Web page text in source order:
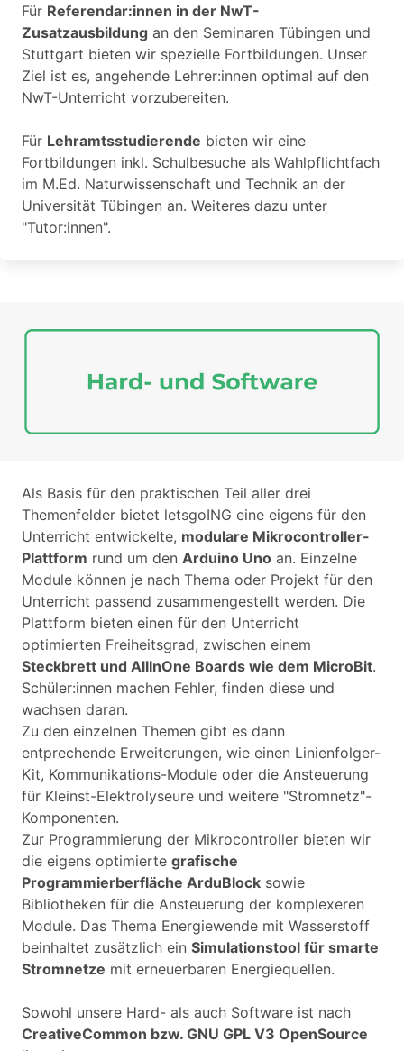
Für Referendar:innen in der NwT-
Zusatzausbildung an den Seminaren Tübingen und
Stuttgart bieten wir spezielle Fortbildungen. Unser
Ziel ist es, angehende Lehrer:innen optimal auf den
NwT-Unterricht vorzubereiten.
Für Lehramtsstudierende bieten wir eine
Fortbildungen inkl. Schulbesuche als Wahlpflichtfach
im M.Ed. Naturwissenschaft und Technik an der
Universität Tübingen an. Weiteres dazu unter
"Tutor:innen".
Als Basis für den praktischen Teil aller drei
Themenfelder bietet letsgoING eine eigens für den
Unterricht entwickelte, modulare Mikrocontroller-
Plattform rund um den Arduino Uno an. Einzelne
Module können je nach Thema oder Projekt für den
Unterricht passend zusammengestellt werden. Die
Plattform bieten einen für den Unterricht
optimierten Freiheitsgrad, zwischen einem
Steckbrett und AllInOne Boards wie dem MicroBit.
Schüler:innen machen Fehler, finden diese und
wachsen daran.
Zu den einzelnen Themen gibt es dann
entprechende Erweiterungen, wie einen Linienfolger-
Kit, Kommunikations-Module oder die Ansteuerung
für Kleinst-Elektrolyseure und weitere "Stromnetz"-
Komponenten.
Zur Programmierung der Mikrocontroller bieten wir
die eigens optimierte grafische
Programmierberfläche ArduBlock sowie
Bibliotheken für die Ansteuerung der komplexeren
Module. Das Thema Energiewende mit Wasserstoff
beinhaltet zusätzlich ein Simulationstool für smarte
Stromnetze mit erneuerbaren Energiequellen.
Sowohl unsere Hard- als auch Software ist nach
CreativeCommon bzw. GNU GPL V3 OpenSource